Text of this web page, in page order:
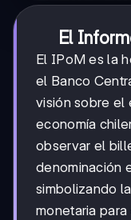
El
El IPoM es la
el Banco
visión sobre el
economía
observar el
denominación
simbolizando
monetaria para